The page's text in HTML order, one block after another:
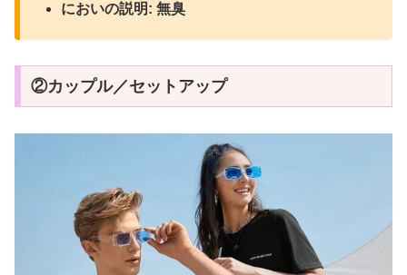
においの説明: 無臭
②カップル／セットアップ